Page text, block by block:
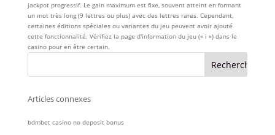
jackpot progressif. Le gain maximum est fixe, souvent atteint en formant
un mot très long (9 lettres ou plus) avec des lettres rares. Cependant,
certaines éditions spéciales ou variantes du jeu peuvent avoir ajouté
cette fonctionnalité. Vérifiez la page d'information du jeu (« i ») dans le
casino pour en être certain.
Articles connexes
bdmbet casino no deposit bonus